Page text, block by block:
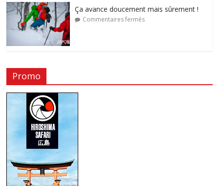
Ça avance doucement mais sûrement !
Commentaires fermés
Promo